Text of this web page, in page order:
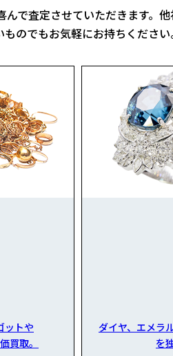
で査定させていただきます。
のでもお気軽にお持ちください
ットや
買取。
ダイヤ、エメラ
を